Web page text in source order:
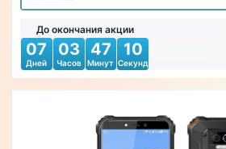
До окончания акции
07
Дней
03
Часов
47
Минут
08
Секунд